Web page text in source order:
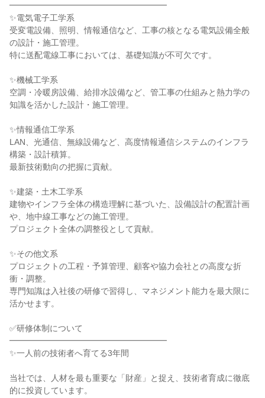
━━━━━━━━━━━━━━━━━━━
✨電気電子工学系
受変電設備、照明、情報通信など、工事の核となる電気設備全般
の設計・施工管理。
特に送配電線工事においては、基礎知識が不可欠です。
✨機械工学系
空調・冷暖房設備、給排水設備など、管工事の仕組みと熱力学の
知識を活かした設計・施工管理。
✨情報通信工学系
LAN、光通信、無線設備など、高度情報通信システムのインフラ
構築・設計積算。
最新技術動向の把握に貢献。
✨建築・土木工学系
建物やインフラ全体の構造理解に基づいた、設備設計の配置計画
や、地中線工事などの施工管理。
プロジェクト全体の調整役として貢献。
✨その他文系
プロジェクトの工程・予算管理、顧客や協力会社との高度な折
衝・調整。
専門知識は入社後の研修で習得し、マネジメント能力を最大限に
活かせます。
✅研修体制について
━━━━━━━━━━━━━━━━━━━
✨一人前の技術者へ育てる3年間
当社では、人材を最も重要な「財産」と捉え、技術者育成に徹底
的に投資しています。